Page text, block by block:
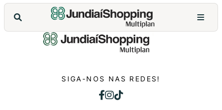
SIGA-NOS NAS REDES!